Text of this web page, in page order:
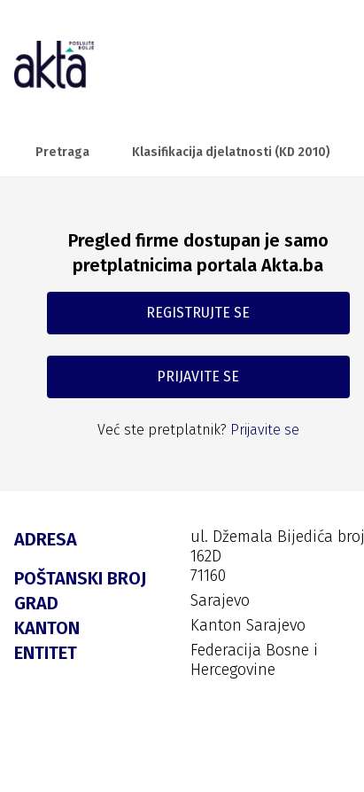
Pretraga Klasifikacija djelatnosti (KD 2010)
Pregled firme dostupan je samo
pretplatnicima portala Akta.ba
REGISTRUJTE SE
PRIJAVITE SE
Već ste pretplatnik? Prijavite se
ADRESA
ul. Džemala Bijedića broj
162D
POŠTANSKI BROJ 71160
GRAD Sarajevo
KANTON Kanton Sarajevo
ENTITET
Federacija Bosne i
Hercegovine